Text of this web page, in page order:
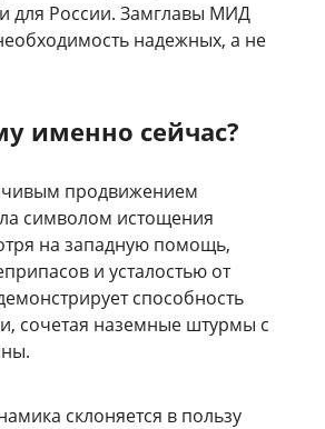
для России. Замглавы МИД
надежных, а не
именно сейчас?
продвижением
символом истощения
на западную помощь,
и усталостью от
способность
сочетая наземные штурмы с
склоняется в пользу